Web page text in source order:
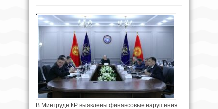
В Минтруде КР выявлены финансовые нарушения